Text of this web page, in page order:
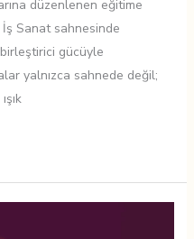
düzenlenen eğitime
Sanat sahnesinde
gücüyle
yalnızca sahnede değil;